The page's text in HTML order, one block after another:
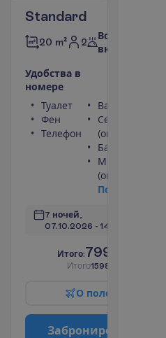
Standard
20 m² 2
Все
включено
Удобства в
номере
Туалет
Фен
Телефон
Ванна или душ
Сейф
(оплачивается)
Балкон
Мини-бар
(оплачивается)
По
7 ночей,
07.10.2026 - 14.10.2026
Итого:799.00
Итого1598.00
О поле
Заброниро